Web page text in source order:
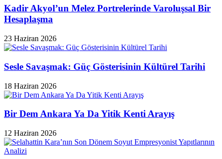
Kadir Akyol’un Melez Portrelerinde Varoluşsal Bir
Hesaplaşma
23 Haziran 2026
Sesle Savaşmak: Güç Gösterisinin Kültürel Tarihi
18 Haziran 2026
Bir Dem Ankara Ya Da Yitik Kenti Arayış
12 Haziran 2026